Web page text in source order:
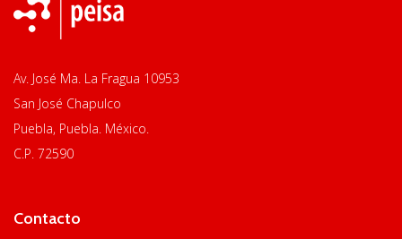
Av. José Ma. La Fragua 10953
San José Chapulco
Puebla, Puebla. México.
C.P. 72590
Contacto